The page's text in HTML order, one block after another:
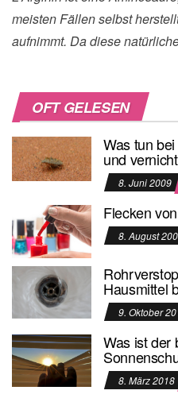
meisten Fällen selbst
aufnimmt. Da diese
OFT GELESEN
Was tun
und
8. Juni 2009
Flecken
8. August
Hausmittel
9. Oktober
Was ist der
8. März 2018